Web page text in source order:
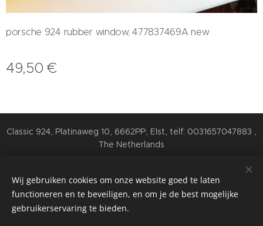
porsche 924 rubber window, 477837469A new
49,50 €
Classic 924, Platinaweg 10, 6662PP, Elst, telf: 0031657047883 ,
The Netherlands
Nederlands
Wij gebruiken cookies om onze website goed te laten
functioneren en te beveiligen, en om je de best mogelijke
gebruikerservaring te bieden.